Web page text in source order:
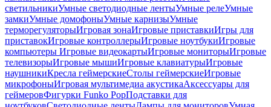
светильникиУмные светодиодные лентыУмные релеУмные
замкиУмные домофоныУмные карнизыУмные
терморегуляторыИгровая зонаИгровые приставкиИгры для
приставокИгровые контроллерыИгровые ноутбукиИгровые
компьютеры Игровые видеокартыИгровые мониторыИгровые
телевизорыИгровые мышиИгровые клавиатурыИгровые
наушникиКресла геймерскиеСтолы геймерскиеИгровые
микрофоныИгровая мультимедиа акустикаАксессуары для
геймеровФигурки Funko PopПодставки для